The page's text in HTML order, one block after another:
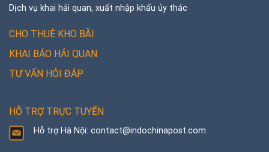
Dịch vụ khai hải quan, xuất nhập khẩu ủy thác
CHO THUÊ KHO BÃI
KHAI BÁO HẢI QUAN
TƯ VẤN HỎI ĐÁP
HỖ TRỢ TRỰC TUYẾN
Hỗ trợ Hà Nội: contact@indochinapost.com